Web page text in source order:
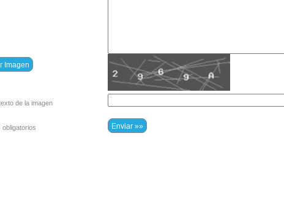
de la imagen